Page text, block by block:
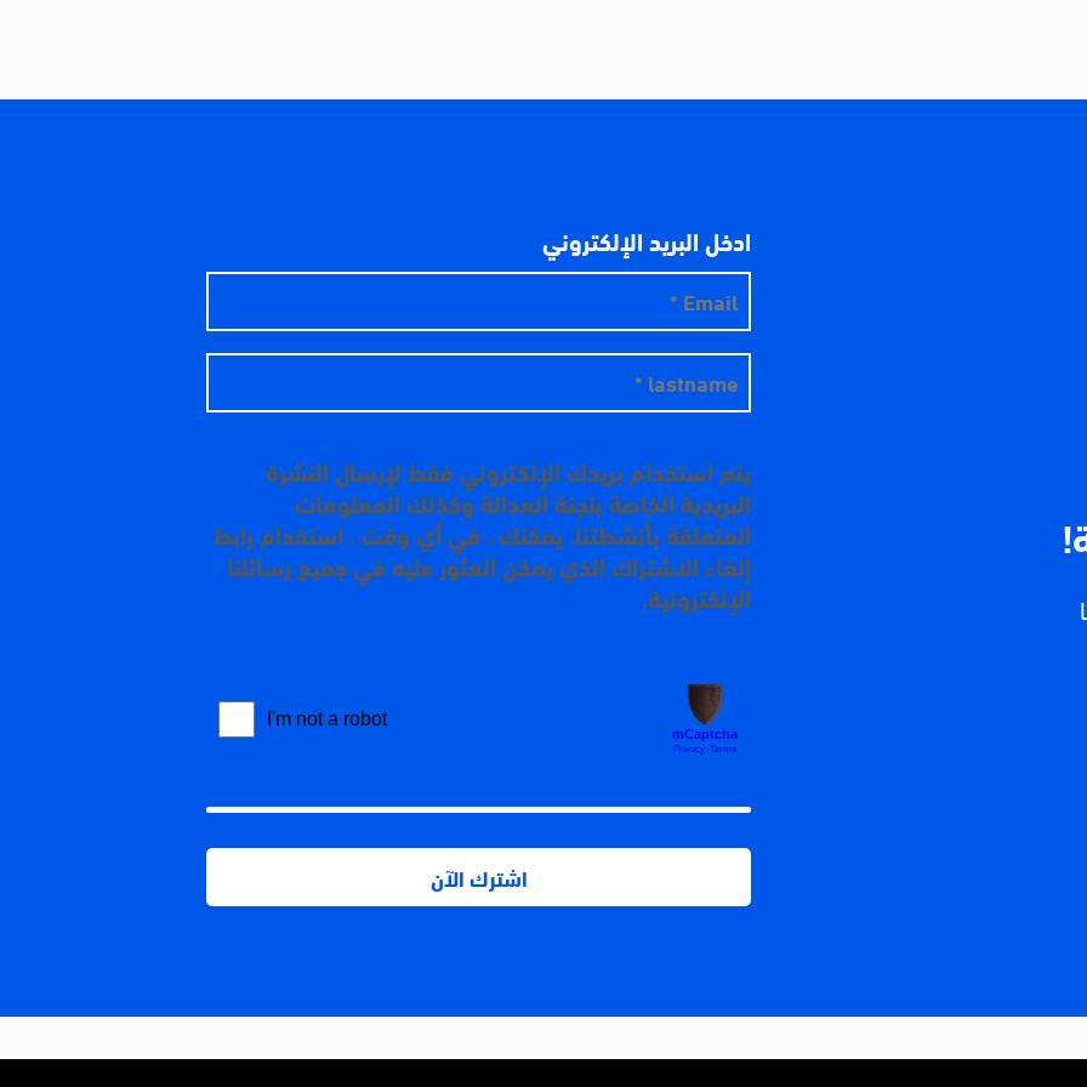
ادخل البريد الإلكتروني
يتم استخدام بريدك الإلكتروني فقط لإرسال النشرة
البريدية الخاصة بلجنة العدالة وكذلك المعلومات
المتعلقة بأنشطتنا. يمكنك ، في أي وقت ، استخدام رابط
إلغاء الاشتراك الذي يمكن العثور عليه في جميع رسائلنا
الإلكترونية.